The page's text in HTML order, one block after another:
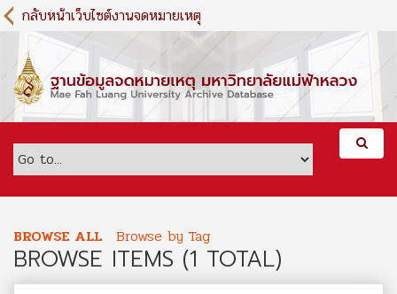
S
k
m
c
กลับหน้าเว็บไซต์งานจดหมายเหตุ
BROWSE ALL Browse by Tag
BROWSE ITEMS (1 TOTAL)